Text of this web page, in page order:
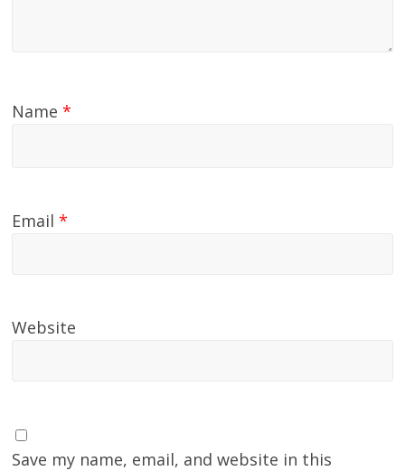
Name*
Email*
Website
Save my name, email, and website in this